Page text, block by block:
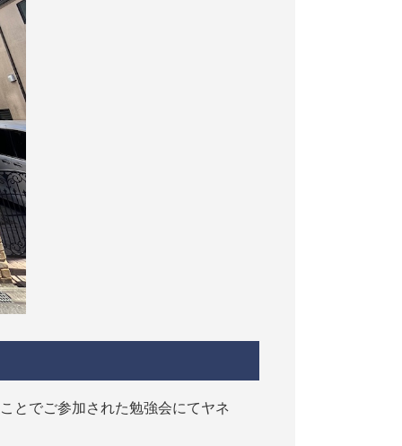
とでご参加された勉強会にてヤネ